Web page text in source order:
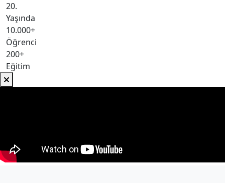
20.
Yaşında
10.000+
Öğrenci
200+
Eğitim